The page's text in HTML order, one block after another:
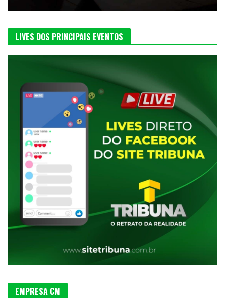
LIVES DOS PRINCIPAIS EVENTOS
EMPRESA CM